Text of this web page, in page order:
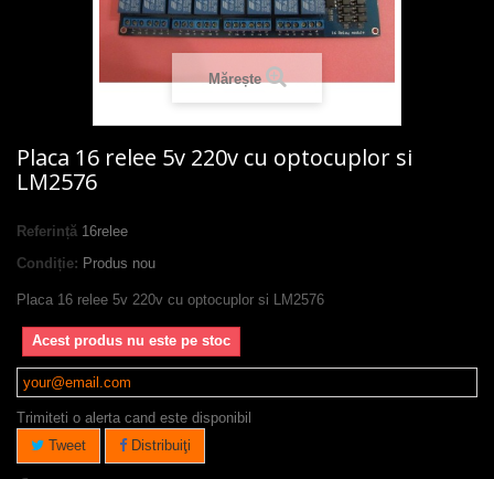
Mărește
Placa 16 relee 5v 220v cu optocuplor si
LM2576
Referință 16relee
Condiție: Produs nou
Placa 16 relee 5v 220v cu optocuplor si LM2576
Acest produs nu este pe stoc
Trimiteti o alerta cand este disponibil
Tweet
Distribuiţi